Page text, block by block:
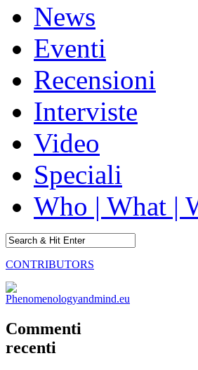
News
Eventi
Recensioni
Interviste
Video
Speciali
Who | What |
CONTRIBUTORS
Commenti
recenti